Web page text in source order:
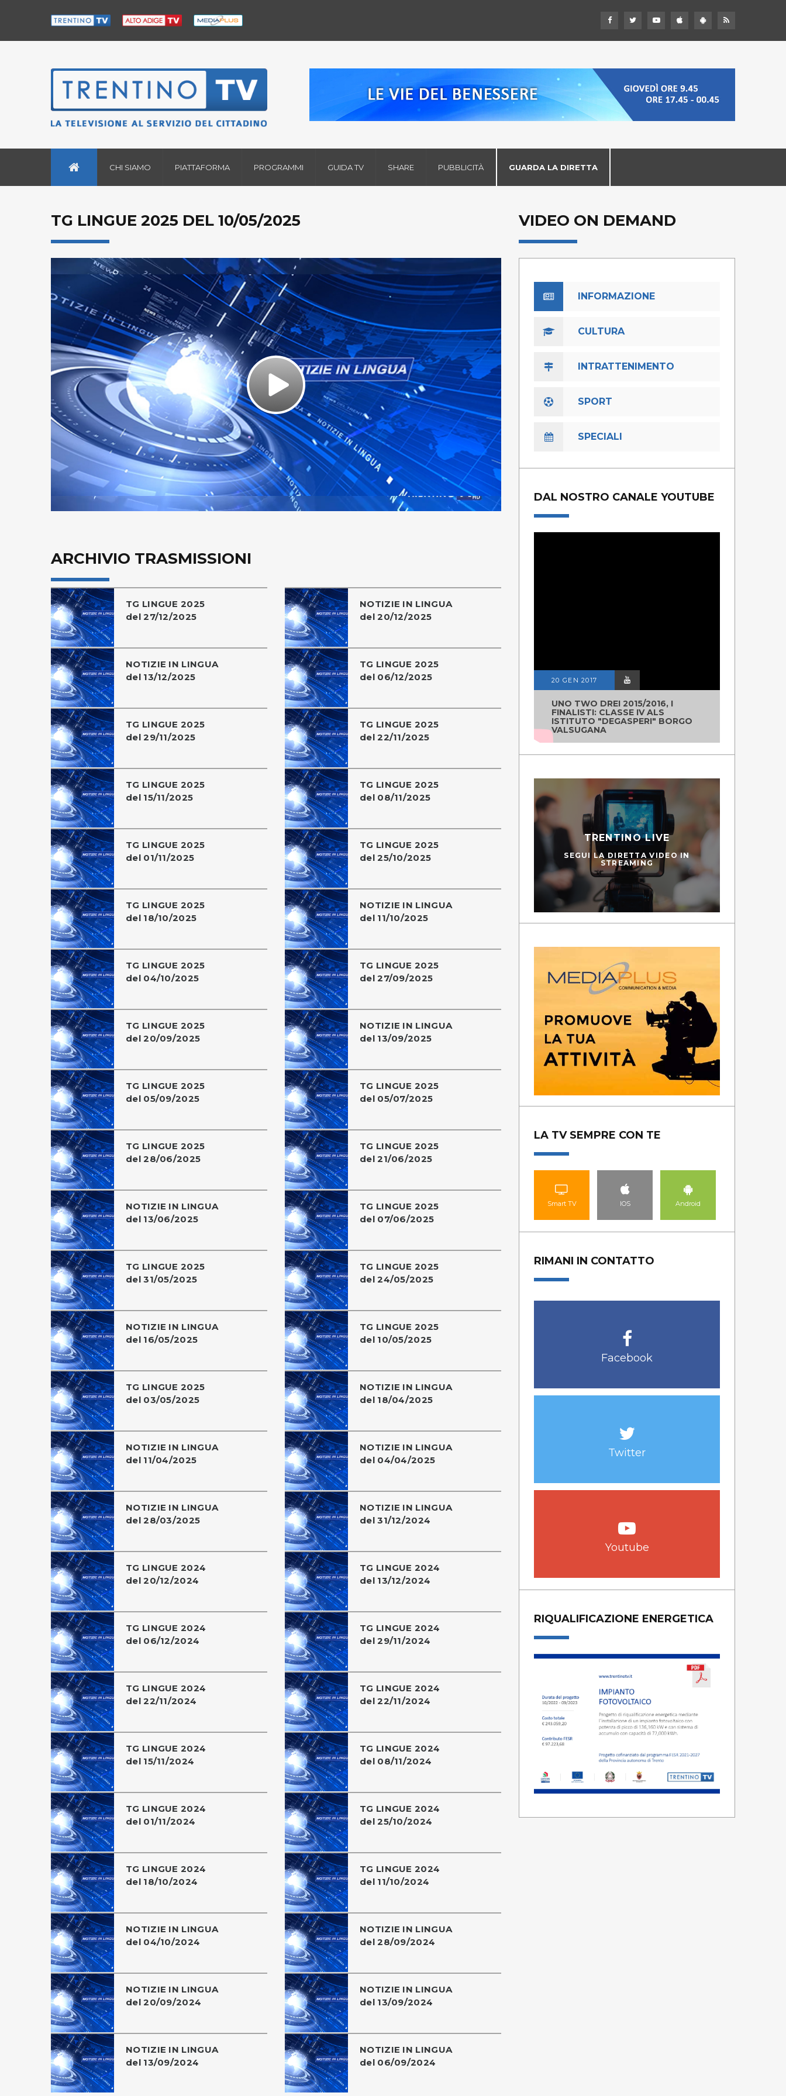
CHI SIAMO PIATTAFORMA PROGRAMMI GUIDA TV SHARE PUBBLICITÀ GUARDA LA DIRETTA
TG LINGUE 2025 DEL 10/05/2025
Play
Video
ARCHIVIO TRASMISSIONI
TG LINGUE 2025
del 27/12/2025
NOTIZIE IN LINGUA
del 20/12/2025
NOTIZIE IN LINGUA
del 13/12/2025
TG LINGUE 2025
del 06/12/2025
TG LINGUE 2025
del 29/11/2025
TG LINGUE 2025
del 22/11/2025
TG LINGUE 2025
del 15/11/2025
TG LINGUE 2025
del 08/11/2025
TG LINGUE 2025
del 01/11/2025
TG LINGUE 2025
del 25/10/2025
TG LINGUE 2025
del 18/10/2025
NOTIZIE IN LINGUA
del 11/10/2025
TG LINGUE 2025
del 04/10/2025
TG LINGUE 2025
del 27/09/2025
TG LINGUE 2025
del 20/09/2025
NOTIZIE IN LINGUA
del 13/09/2025
TG LINGUE 2025
del 05/09/2025
TG LINGUE 2025
del 05/07/2025
TG LINGUE 2025
del 28/06/2025
TG LINGUE 2025
del 21/06/2025
NOTIZIE IN LINGUA
del 13/06/2025
TG LINGUE 2025
del 07/06/2025
TG LINGUE 2025
del 31/05/2025
TG LINGUE 2025
del 24/05/2025
NOTIZIE IN LINGUA
del 16/05/2025
TG LINGUE 2025
del 10/05/2025
TG LINGUE 2025
del 03/05/2025
NOTIZIE IN LINGUA
del 18/04/2025
NOTIZIE IN LINGUA
del 11/04/2025
NOTIZIE IN LINGUA
del 04/04/2025
NOTIZIE IN LINGUA
del 28/03/2025
NOTIZIE IN LINGUA
del 31/12/2024
TG LINGUE 2024
del 20/12/2024
TG LINGUE 2024
del 13/12/2024
TG LINGUE 2024
del 06/12/2024
TG LINGUE 2024
del 29/11/2024
TG LINGUE 2024
del 22/11/2024
TG LINGUE 2024
del 22/11/2024
TG LINGUE 2024
del 15/11/2024
TG LINGUE 2024
del 08/11/2024
TG LINGUE 2024
del 01/11/2024
TG LINGUE 2024
del 25/10/2024
TG LINGUE 2024
del 18/10/2024
TG LINGUE 2024
del 11/10/2024
NOTIZIE IN LINGUA
del 04/10/2024
NOTIZIE IN LINGUA
del 28/09/2024
NOTIZIE IN LINGUA
del 20/09/2024
NOTIZIE IN LINGUA
del 13/09/2024
NOTIZIE IN LINGUA
del 13/09/2024
NOTIZIE IN LINGUA
del 06/09/2024
VIDEO ON DEMAND
INFORMAZIONE
CULTURA
INTRATTENIMENTO
SPORT
SPECIALI
DAL NOSTRO CANALE YOUTUBE
20 GEN 2017
UNO TWO DREI 2015/2016, I
FINALISTI: CLASSE IV ALS
ISTITUTO "DEGASPERI" BORGO
VALSUGANA
TRENTINO LIVE
SEGUI LA DIRETTA VIDEO IN
STREAMING
LA TV SEMPRE CON TE
Smart TV IOS Android
RIMANI IN CONTATTO
Facebook
Twitter
Youtube
RIQUALIFICAZIONE ENERGETICA